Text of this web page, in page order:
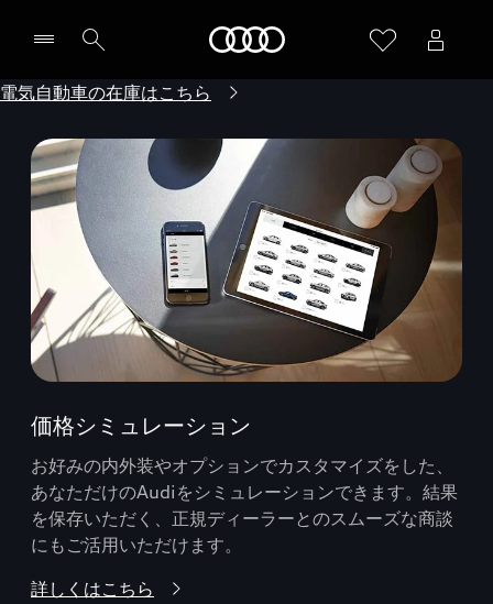
電気自動車の在庫はこちら
価格シミュレーション
お好みの内外装やオプションでカスタマイズをした、
あなただけのAudiをシミュレーションできます。結果
を保存いただく、正規ディーラーとのスムーズな商談
にもご活用いただけます。
詳しくはこちら